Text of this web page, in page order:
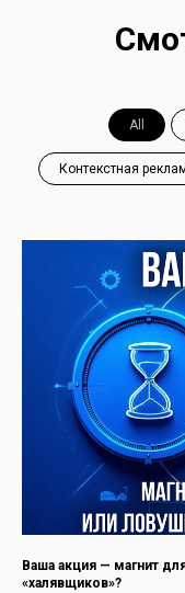
All
Контекстная
Ваша акция — магнит
«халявщиков»?